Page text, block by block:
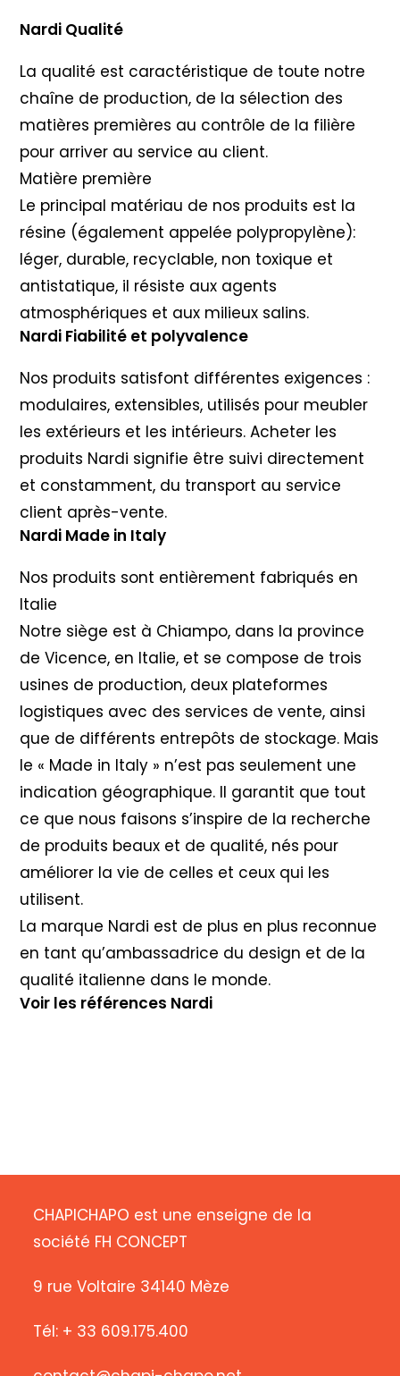
Nardi Qualité
La qualité est caractéristique de toute notre
chaîne de production, de la sélection des
matières premières au contrôle de la filière
pour arriver au service au client.
Matière première
Le principal matériau de nos produits est la
résine (également appelée polypropylène):
léger, durable, recyclable, non toxique et
antistatique, il résiste aux agents
atmosphériques et aux milieux salins.
Nardi Fiabilité et polyvalence
Nos produits satisfont différentes exigences :
modulaires, extensibles, utilisés pour meubler
les extérieurs et les intérieurs. Acheter les
produits Nardi signifie être suivi directement
et constamment, du transport au service
client après-vente.
Nardi Made in Italy
Nos produits sont entièrement fabriqués en
Italie
Notre siège est à Chiampo, dans la province
de Vicence, en Italie, et se compose de trois
usines de production, deux plateformes
logistiques avec des services de vente, ainsi
que de différents entrepôts de stockage. Mais
le « Made in Italy » n’est pas seulement une
indication géographique. Il garantit que tout
ce que nous faisons s’inspire de la recherche
de produits beaux et de qualité, nés pour
améliorer la vie de celles et ceux qui les
utilisent.
La marque Nardi est de plus en plus reconnue
en tant qu’ambassadrice du design et de la
qualité italienne dans le monde.
Voir les références Nardi
CHAPICHAPO est une enseigne de la
société FH CONCEPT
9 rue Voltaire 34140 Mèze
Tél: + 33 609.175.400